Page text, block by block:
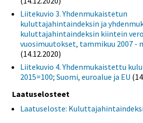
Liitekuvio 3. Yhdenmukaistetun
kuluttajahintaindeksin ja
kuluttajahintaindeksin kiintein
vuosimuutokset, tammikuu 2007 -
(14.12.2020)
Liitekuvio 4. Yhdenmukaistettu
2015=100; Suomi, euroalue ja EU
Laatuselosteet
Laatuseloste: